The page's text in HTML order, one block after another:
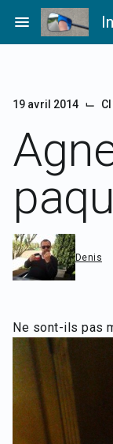
contenu
menu
19 avril 2014 ⌙
Denis
Ne sont-ils pas